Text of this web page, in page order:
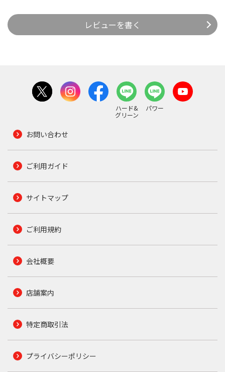
レビューを書く
ハード&
グリーン
パワー
お問い合わせ
ご利用ガイド
サイトマップ
ご利用規約
会社概要
店舗案内
特定商取引法
プライバシーポリシー